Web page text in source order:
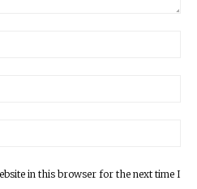
in this browser for the next time I